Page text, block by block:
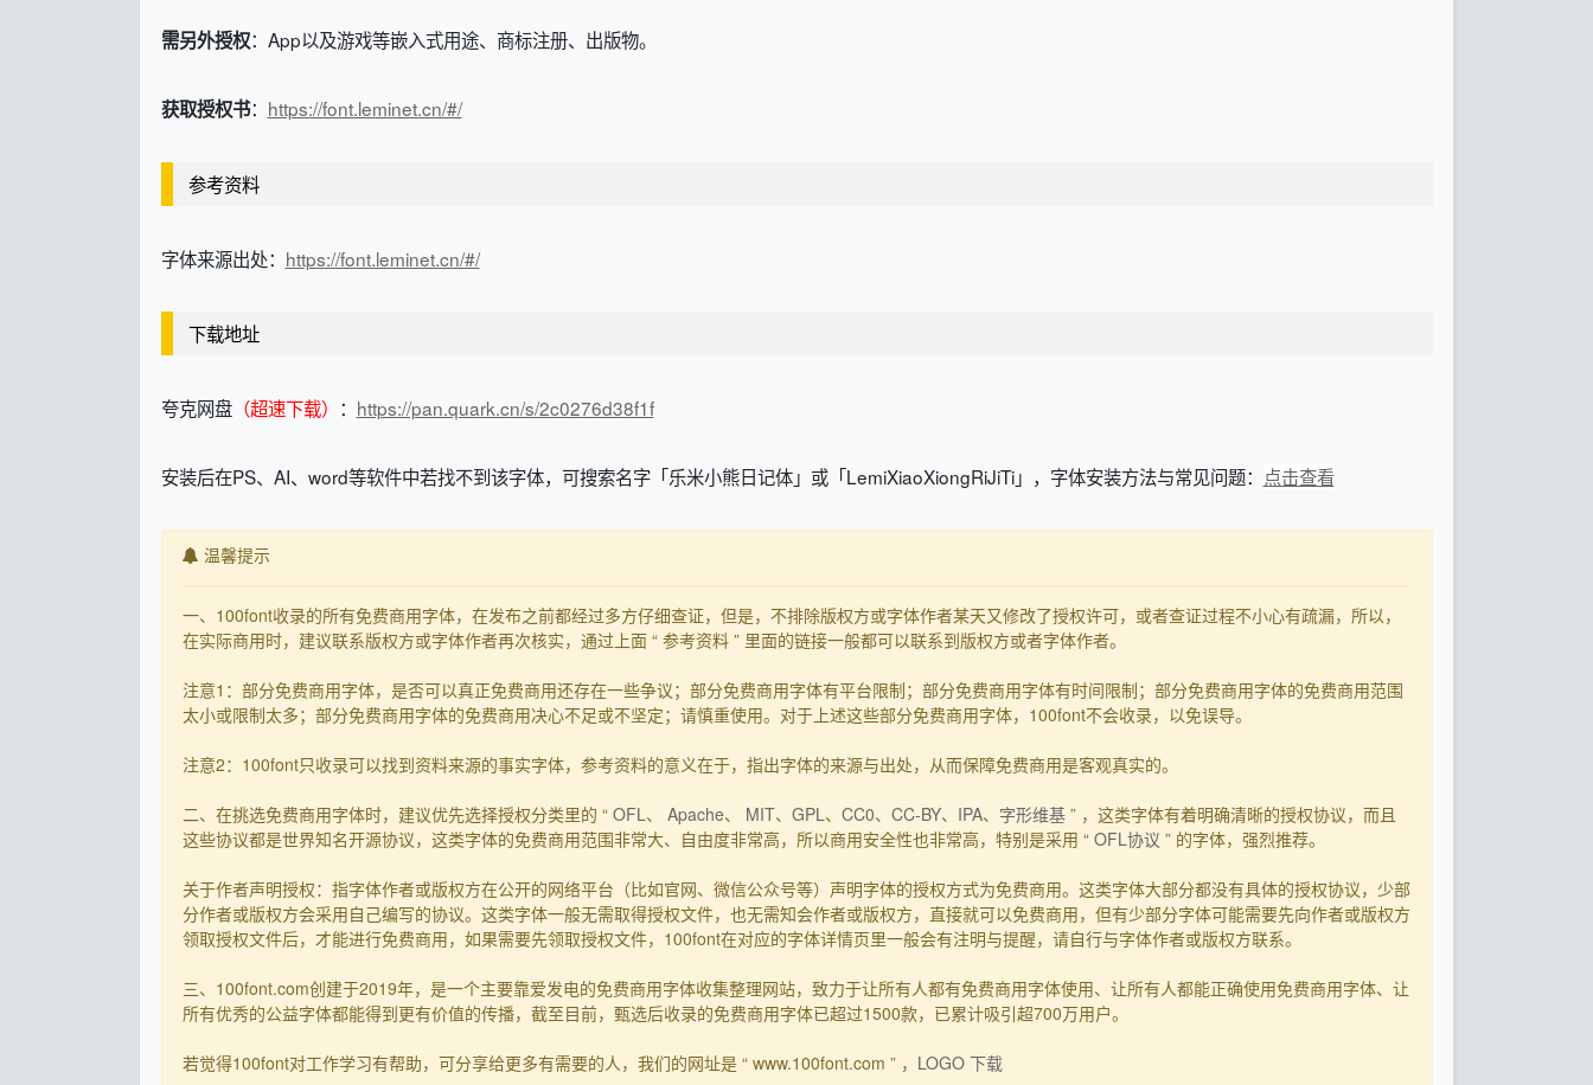
需另外授权：App以及游戏等嵌入式用途、商标注册、出版物。
获取授权书： https://font.leminet.cn/#/
参考资料
字体来源出处： https://font.leminet.cn/#/
下载地址
夸克网盘（超速下载） ： https://pan.quark.cn/s/2c0276d38f1f
安装后在PS、AI、word等软件中若找不到该字体，可搜索名字「乐米小熊日记体」或「LemiXiaoXiongRiJiTi」，字体安装方法与常见问题： 点击查看
温馨提示
一、100font收录的所有免费商用字体，在发布之前都经过多方仔细查证，但是，不排除版权方或字体作者某天又修改了授权许可，或者查证过程不小心有疏漏，所以，
在实际商用时，建议联系版权方或字体作者再次核实，通过上面 “ 参考资料 ” 里面的链接一般都可以联系到版权方或者字体作者。
注意1：部分免费商用字体，是否可以真正免费商用还存在一些争议；部分免费商用字体有平台限制；部分免费商用字体有时间限制；部分免费商用字体的免费商用范围
太小或限制太多；部分免费商用字体的免费商用决心不足或不坚定；请慎重使用。对于上述这些部分免费商用字体，100font不会收录，以免误导。
注意2：100font只收录可以找到资料来源的事实字体，参考资料的意义在于，指出字体的来源与出处，从而保障免费商用是客观真实的。
二、在挑选免费商用字体时，建议优先选择授权分类里的 “ OFL、 Apache、 MIT、 GPL、 CC0、 CC-BY、 IPA、 字形维基 ” ，这类字体有着明确清晰的授权协议，而且
这些协议都是世界知名开源协议，这类字体的免费商用范围非常大、自由度非常高，所以商用安全性也非常高，特别是采用 “ OFL协议 ” 的字体，强烈推荐。
关于作者声明授权：指字体作者或版权方在公开的网络平台（比如官网、微信公众号等）声明字体的授权方式为免费商用。这类字体大部分都没有具体的授权协议，少部
分作者或版权方会采用自己编写的协议。这类字体一般无需取得授权文件，也无需知会作者或版权方，直接就可以免费商用，但有少部分字体可能需要先向作者或版权方
领取授权文件后，才能进行免费商用，如果需要先领取授权文件，100font在对应的字体详情页里一般会有注明与提醒，请自行与字体作者或版权方联系。
三、100font.com创建于2019年，是一个主要靠爱发电的免费商用字体收集整理网站，致力于让所有人都有免费商用字体使用、让所有人都能正确使用免费商用字体、让
所有优秀的公益字体都能得到更有价值的传播，截至目前，甄选后收录的免费商用字体已超过1500款，已累计吸引超700万用户。
若觉得100font对工作学习有帮助，可分享给更多有需要的人，我们的网址是 “ www.100font.com ” ， LOGO 下载